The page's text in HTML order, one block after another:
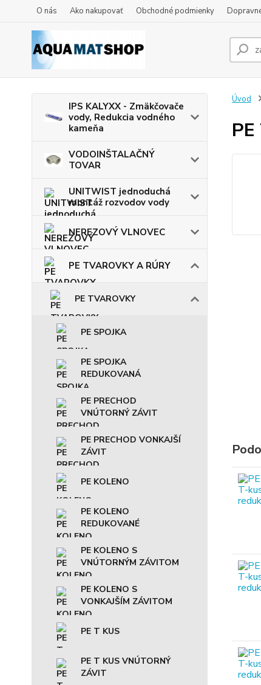
O nás Ako nakupovať Obchodné podmienky
IPS KALYXX - Zmäkčovače
vody, Redukcia vodného
kameňa
VODOINŠTALAČNÝ
TOVAR
UNITWIST jednoduchá
montáž rozvodov vody
NEREZOVÝ VLNOVEC
PE TVAROVKY A RÚRY
PE TVAROVKY
PE SPOJKA
PE SPOJKA
REDUKOVANÁ
PE PRECHOD
VNÚTORNÝ ZÁVIT
PE PRECHOD VONKAJŠÍ
ZÁVIT
PE KOLENO
PE KOLENO
REDUKOVANÉ
PE KOLENO S
VNÚTORNÝM ZÁVITOM
PE KOLENO S
VONKAJŠÍM ZÁVITOM
PE T KUS
PE T KUS VNÚTORNÝ
ZÁVIT
Úvod